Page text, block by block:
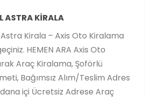
ASTRA KIRALA
Kirala – Axis Oto Kiralama
HEMEN ARA Axis Oto
Araç Kiralama, Şoförlü
Bağımsız Alım/Teslim Adres
içi Ücretsiz Adrese Araç